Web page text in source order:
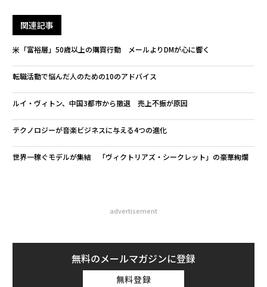
関連記事
米「富裕層」50歳以上の購買行動 メールよりDMが心に響く
転職活動で悩んだ人のための10のアドバイス
ルイ・ヴィトン、中国3都市から撤退 売上不振が原因
テクノロジーが音楽ビジネスに与える4つの進化
世界一稼ぐモデルが集結 「ヴィクトリアズ・シークレット」の豪華絢爛
advertisement
無料のメールマガジンに登録
無料登録